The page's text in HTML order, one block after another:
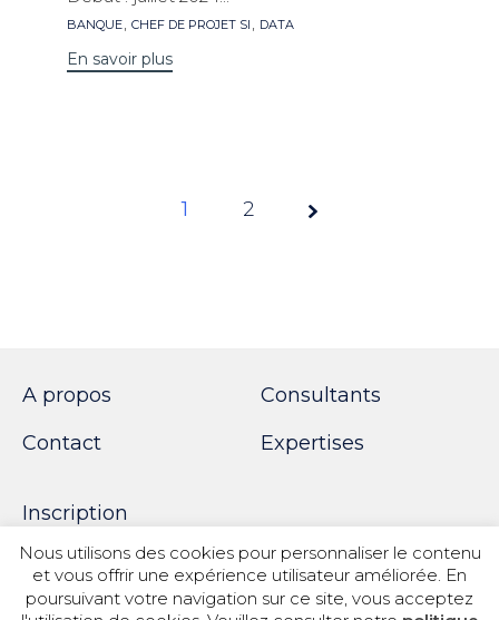
Mots
BANQUE, CHEF DE PROJET SI , DATA
En savoir plus
Page
1 2
A propos
Contact
Consultants
Expertises
Inscription
© 2018 SPOTWORK
Nous utilisons des cookies pour personnaliser le contenu
et vous offrir une expérience utilisateur améliorée. En
poursuivant votre navigation sur ce site, vous acceptez